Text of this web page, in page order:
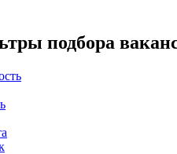
подбора